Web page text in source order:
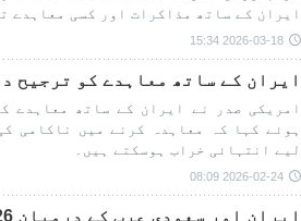
ایران کے ساتھ مذاکرات اور کسی معاہدے
2026-03-18 15:34
ایران کے ساتھ معاہدے کو ترجیح
امریکی صدر نے ایران کے ساتھ معاہدے
ہوئے کہا کہ معاہدہ کرنے میں ناکامی
لیے انتہائی خراب ہوسکتے ہیں۔
2026-02-24 08:09